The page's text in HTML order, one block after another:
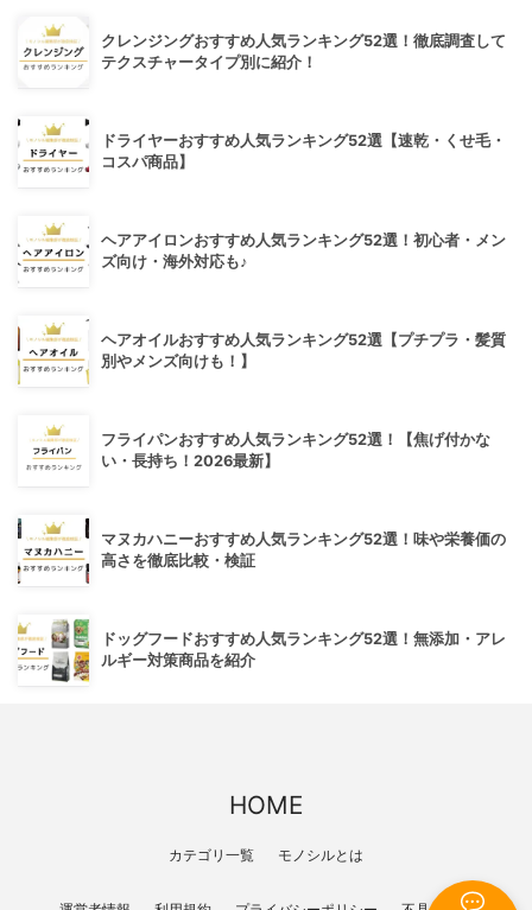
クレンジングおすすめ人気ランキング52選！徹底調査して
テクスチャータイプ別に紹介！
ドライヤーおすすめ人気ランキング52選【速乾・くせ毛・
コスパ商品】
ヘアアイロンおすすめ人気ランキング52選！初心者・メン
ズ向け・海外対応も♪
ヘアオイルおすすめ人気ランキング52選【プチプラ・髪質
別やメンズ向けも！】
フライパンおすすめ人気ランキング52選！【焦げ付かな
い・長持ち！2026最新】
マヌカハニーおすすめ人気ランキング52選！味や栄養価の
高さを徹底比較・検証
ドッグフードおすすめ人気ランキング52選！無添加・アレ
ルギー対策商品を紹介
HOME
カテゴリ一覧 モノシルとは